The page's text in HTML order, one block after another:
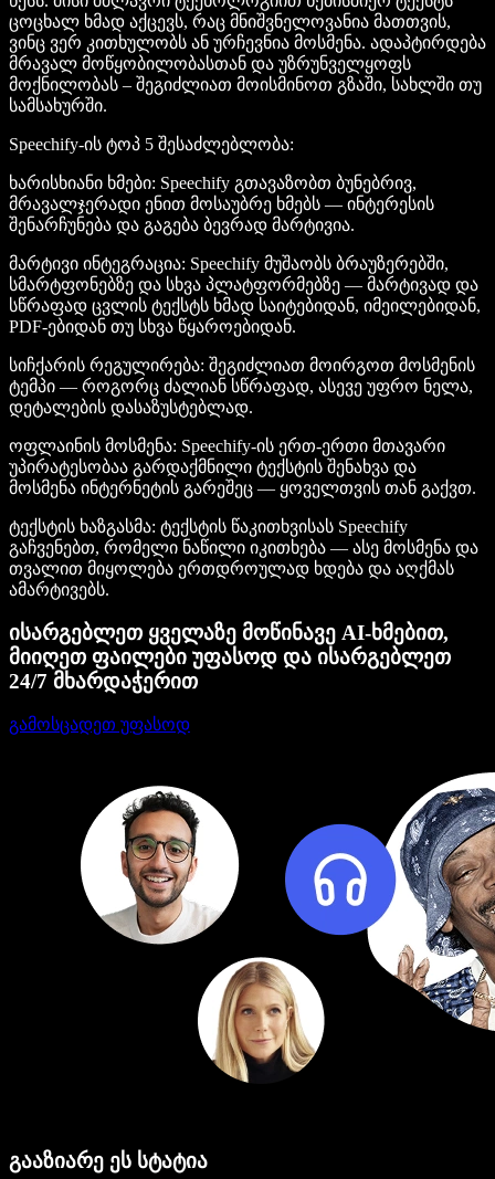
ცოცხალ ხმად აქცევს, რაც მნიშვნელოვანია მათთვის,
ვინც ვერ კითხულობს ან ურჩევნია მოსმენა. ადაპტირდება
მრავალ მოწყობილობასთან და უზრუნველყოფს
მოქნილობას – შეგიძლიათ მოისმინოთ გზაში, სახლში თუ
სამსახურში.
Speechify-ის ტოპ 5 შესაძლებლობა:
ხარისხიანი ხმები: Speechify გთავაზობთ ბუნებრივ,
მრავალჯერადი ენით მოსაუბრე ხმებს — ინტერესის
შენარჩუნება და გაგება ბევრად მარტივია.
მარტივი ინტეგრაცია: Speechify მუშაობს ბრაუზერებში,
სმარტფონებზე და სხვა პლატფორმებზე — მარტივად და
სწრაფად ცვლის ტექსტს ხმად საიტებიდან, იმეილებიდან,
PDF-ებიდან თუ სხვა წყაროებიდან.
სიჩქარის რეგულირება: შეგიძლიათ მოირგოთ მოსმენის
ტემპი — როგორც ძალიან სწრაფად, ასევე უფრო ნელა,
დეტალების დასაზუსტებლად.
ოფლაინის მოსმენა: Speechify-ის ერთ-ერთი მთავარი
უპირატესობაა გარდაქმნილი ტექსტის შენახვა და
მოსმენა ინტერნეტის გარეშეც — ყოველთვის თან გაქვთ.
ტექსტის ხაზგასმა: ტექსტის წაკითხვისას Speechify
გაჩვენებთ, რომელი ნაწილი იკითხება — ასე მოსმენა და
თვალით მიყოლება ერთდროულად ხდება და აღქმას
ამარტივებს.
ისარგებლეთ ყველაზე მოწინავე AI-ხმებით,
მიიღეთ ფაილები უფასოდ და ისარგებლეთ
24/7 მხარდაჭერით
გამოსცადეთ უფასოდ
გააზიარე ეს სტატია